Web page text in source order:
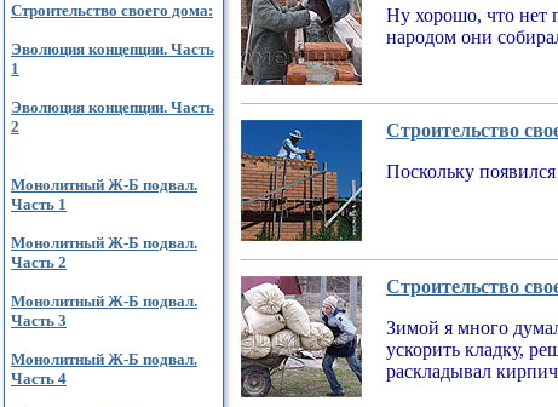
Строительство своего дома:
Эволюция концепции. Часть
1
Эволюция концепции. Часть
2
Монолитный Ж-Б подвал.
Часть 1
Монолитный Ж-Б подвал.
Часть 2
Монолитный Ж-Б подвал.
Часть 3
Монолитный Ж-Б подвал.
Часть 4
Ну хорошо, что нет
народом они
Строительство
Поскольку
Строительство
Зимой я много
ускорить кладку,
раскладывал